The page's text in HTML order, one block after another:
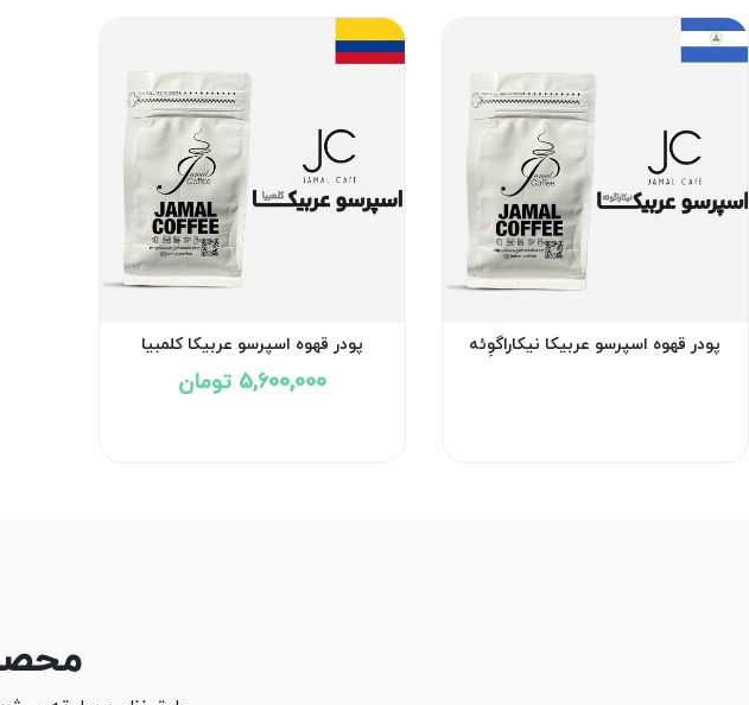
پودر قهوه اسپرسو عربیکا نیکاراگوِئه پودر قهوه اسپرسو عربیکا کلمبیا
5,600,000 تومان